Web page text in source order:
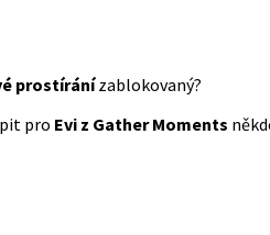
prostíránízablokovaný?
pro Evi z Gather Moments